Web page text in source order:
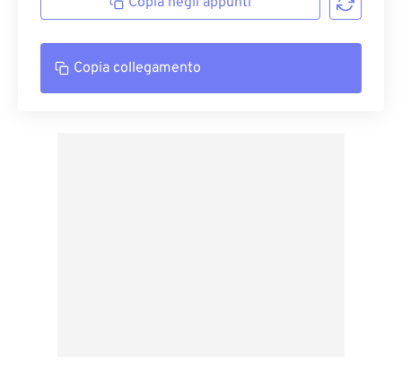
Copia collegamento